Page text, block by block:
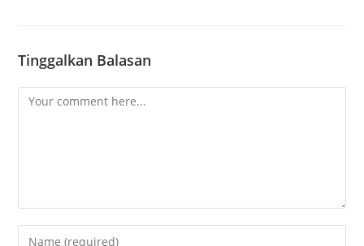
Tinggalkan Balasan
Comment
Enter